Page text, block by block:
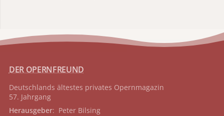
DER OPERNFREUND
Deutschlands ältestes privates Opernmagazin
57. Jahrgang
Herausgeber: Peter Bilsing